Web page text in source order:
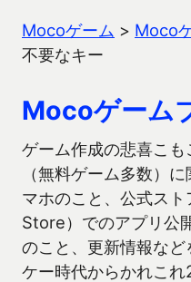
Mocoゲーム > Moco
不要なキー
Mocoゲーム
ゲーム作成の悲喜こ
（無料ゲーム多数）
マホのこと、公式ス
Store）でのアプリ公
のこと、更新情報な
ケー時代からかれこ